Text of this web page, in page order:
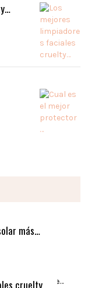
más…
cruelty